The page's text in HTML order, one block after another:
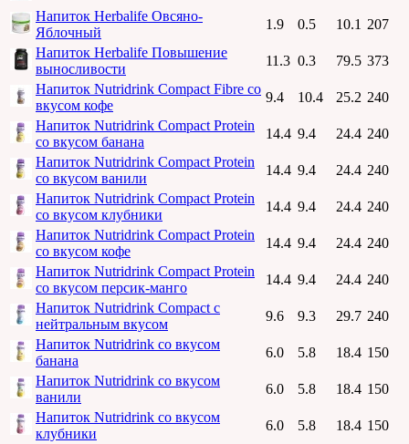
Напиток Herbalife Овсяно-
Яблочный
1.9 0.5 10.1 207
Напиток Herbalife Повышение
выносливости
11.3 0.3 79.5 373
Напиток Nutridrink Compact Fibre со
вкусом кофе
9.4 10.4 25.2 240
Напиток Nutridrink Compact Protein
со вкусом банана
14.4 9.4 24.4 240
Напиток Nutridrink Compact Protein
со вкусом ванили
14.4 9.4 24.4 240
Напиток Nutridrink Compact Protein
со вкусом клубники
14.4 9.4 24.4 240
Напиток Nutridrink Compact Protein
со вкусом кофе
14.4 9.4 24.4 240
Напиток Nutridrink Compact Protein
со вкусом персик-манго
14.4 9.4 24.4 240
Напиток Nutridrink Compact с
нейтральным вкусом
9.6 9.3 29.7 240
Напиток Nutridrink со вкусом
банана
6.0 5.8 18.4 150
Напиток Nutridrink со вкусом
ванили
6.0 5.8 18.4 150
Напиток Nutridrink со вкусом
клубники
6.0 5.8 18.4 150